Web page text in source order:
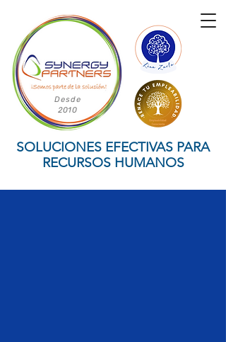
SOLUCIONES EFECTIVAS PARA
RECURSOS HUMANOS
Desde
2010